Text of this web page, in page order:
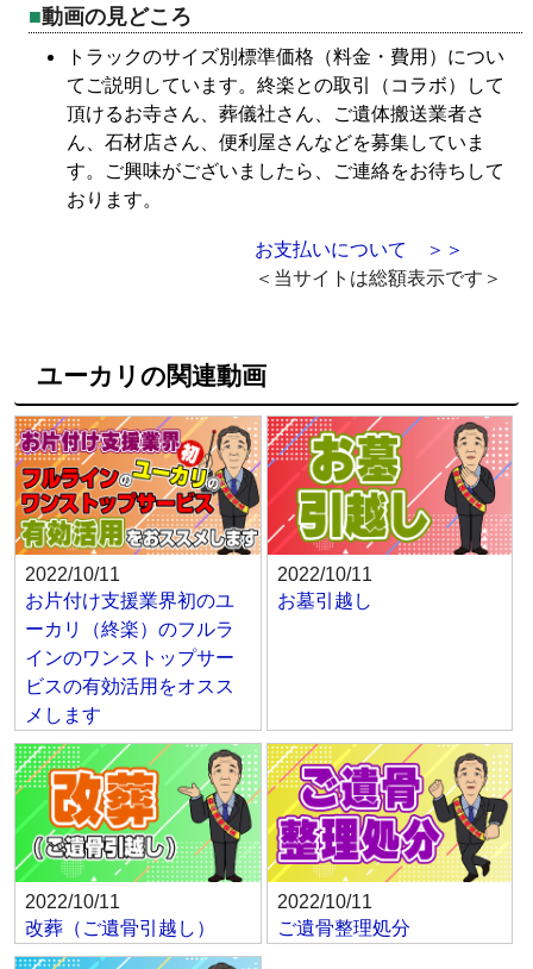
動画の見どころ
トラックのサイズ別標準価格（料金・費用）につい
てご説明しています。終楽との取引（コラボ）して
頂けるお寺さん、葬儀社さん、ご遺体搬送業者さ
ん、石材店さん、便利屋さんなどを募集していま
す。ご興味がございましたら、ご連絡をお待ちして
おります。
お支払いについて ＞＞
＜当サイトは総額表示です＞
ユーカリの関連動画
2022/10/11
お片付け支援業界初のユ
ーカリ（終楽）のフルラ
インのワンストップサー
ビスの有効活用をオスス
メします
2022/10/11
お墓引越し
2022/10/11
改葬（ご遺骨引越し）
2022/10/11
ご遺骨整理処分